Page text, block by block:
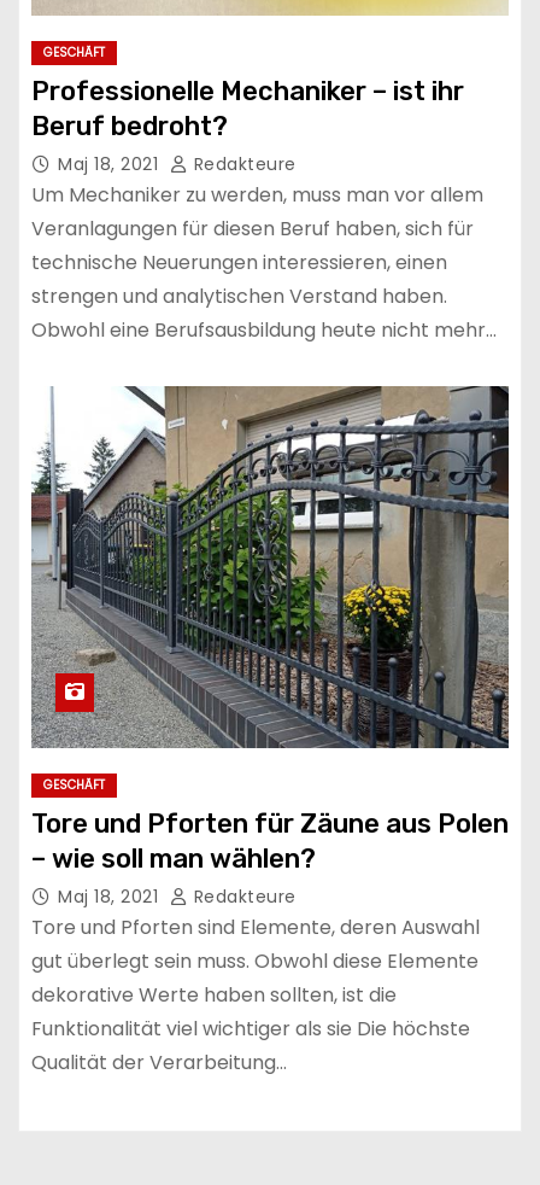
GESCHÄFT
Professionelle Mechaniker – ist ihr
Beruf bedroht?
Maj 18, 2021 Redakteure
Um Mechaniker zu werden, muss man vor allem
Veranlagungen für diesen Beruf haben, sich für
technische Neuerungen interessieren, einen
strengen und analytischen Verstand haben.
Obwohl eine Berufsausbildung heute nicht mehr…
GESCHÄFT
Tore und Pforten für Zäune aus Polen
– wie soll man wählen?
Maj 18, 2021 Redakteure
Tore und Pforten sind Elemente, deren Auswahl
gut überlegt sein muss. Obwohl diese Elemente
dekorative Werte haben sollten, ist die
Funktionalität viel wichtiger als sie Die höchste
Qualität der Verarbeitung…